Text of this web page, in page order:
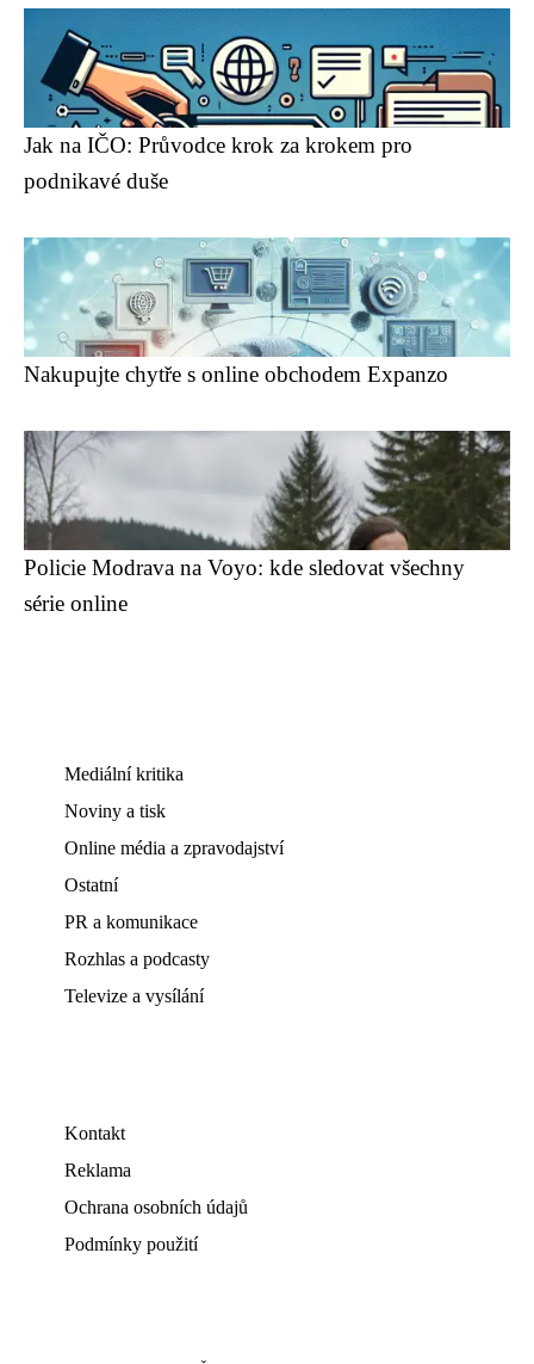
Jak na IČO: Průvodce krok za krokem pro
podnikavé duše
Nakupujte chytře s online obchodem Expanzo
Policie Modrava na Voyo: kde sledovat všechny
série online
Mediální kritika
Noviny a tisk
Online média a zpravodajství
Ostatní
PR a komunikace
Rozhlas a podcasty
Televize a vysílání
Kontakt
Reklama
Ochrana osobních údajů
Podmínky použití